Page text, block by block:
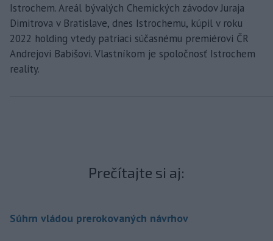
Istrochem. Areál bývalých Chemických závodov Juraja
Dimitrova v Bratislave, dnes Istrochemu, kúpil v roku
2022 holding vtedy patriaci súčasnému premiérovi ČR
Andrejovi Babišovi. Vlastníkom je spoločnosť Istrochem
reality.
Prečítajte si aj:
Súhrn vládou prerokovaných návrhov